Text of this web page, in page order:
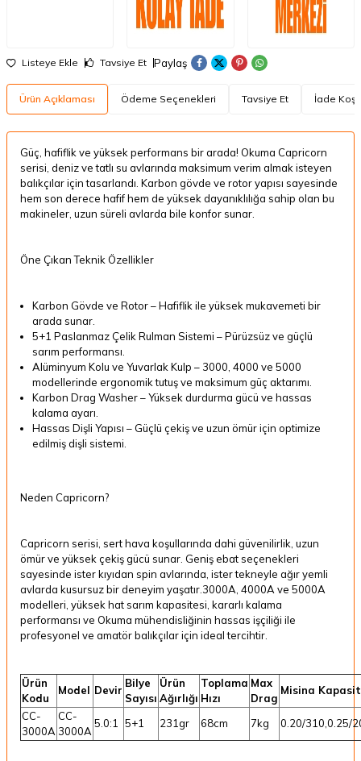
Listeye Ekle Tavsiye Et Paylaş
Ürün Açıklaması Ödeme Seçenekleri Tavsiye Et İade
Güç, hafiflik ve yüksek performans bir arada! Okuma Capricorn
serisi, deniz ve tatlı su avlarında maksimum verim almak isteyen
balıkçılar için tasarlandı. Karbon gövde ve rotor yapısı sayesinde
hem son derece hafif hem de yüksek dayanıklılığa sahip olan bu
makineler, uzun süreli avlarda bile konfor sunar.
Öne Çıkan Teknik Özellikler
Karbon Gövde ve Rotor – Hafiflik ile yüksek mukavemeti bir
arada sunar.
5+1 Paslanmaz Çelik Rulman Sistemi – Pürüzsüz ve güçlü
sarım performansı.
Alüminyum Kolu ve Yuvarlak Kulp – 3000, 4000 ve 5000
modellerinde ergonomik tutuş ve maksimum güç aktarımı.
Karbon Drag Washer – Yüksek durdurma gücü ve hassas
kalama ayarı.
Hassas Dişli Yapısı – Güçlü çekiş ve uzun ömür için optimize
edilmiş dişli sistemi.
Neden Capricorn?
Capricorn serisi, sert hava koşullarında dahi güvenilirlik, uzun
ömür ve yüksek çekiş gücü sunar. Geniş ebat seçenekleri
sayesinde ister kıyıdan spin avlarında, ister tekneyle ağır yemli
avlarda kusursuz bir deneyim yaşatır.3000A, 4000A ve 5000A
modelleri, yüksek hat sarım kapasitesi, kararlı kalama
performansı ve Okuma mühendisliğinin hassas işçiliği ile
profesyonel ve amatör balıkçılar için ideal tercihtir.
Ürün
Kodu
Model Devir
Bilye
Sayısı
Ürün
Ağırlığı
Toplama
Hızı
Max
Drag
Misina
CC-
3000A
CC-
3000A
5.0:1 5+1 231gr 68cm 7kg 0.20/310,0.25/